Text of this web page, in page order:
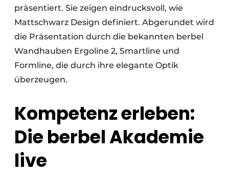
präsentiert. Sie zeigen eindrucksvoll, wie
Mattschwarz Design definiert. Abgerundet wird
die Präsentation durch die bekannten berbel
Wandhauben Ergoline 2, Smartline und
Formline, die durch ihre elegante Optik
überzeugen.
Kompetenz erleben:
Die berbel Akademie
live